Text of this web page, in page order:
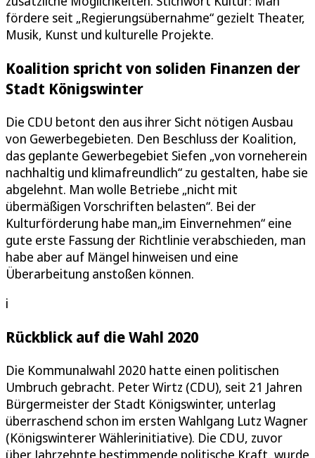
fördere seit „Regierungsübernahme“ gezielt Theater,
Musik, Kunst und kulturelle Projekte.
Koalition spricht von soliden Finanzen der
Stadt Königswinter
Die CDU betont den aus ihrer Sicht nötigen Ausbau
von Gewerbegebieten. Den Beschluss der Koalition,
das geplante Gewerbegebiet Siefen „von vorneherein
nachhaltig und klimafreundlich“ zu gestalten, habe sie
abgelehnt. Man wolle Betriebe „nicht mit
übermäßigen Vorschriften belasten“. Bei der
Kulturförderung habe man„im Einvernehmen“ eine
gute erste Fassung der Richtlinie verabschieden, man
habe aber auf Mängel hinweisen und eine
Überarbeitung anstoßen können.
i
Rückblick auf die Wahl 2020
Die Kommunalwahl 2020 hatte einen politischen
Umbruch gebracht. Peter Wirtz (CDU), seit 21 Jahren
Bürgermeister der Stadt Königswinter, unterlag
überraschend schon im ersten Wahlgang Lutz Wagner
(Königswinterer Wählerinitiative). Die CDU, zuvor
über Jahrzehnte bestimmende politische Kraft, wurde